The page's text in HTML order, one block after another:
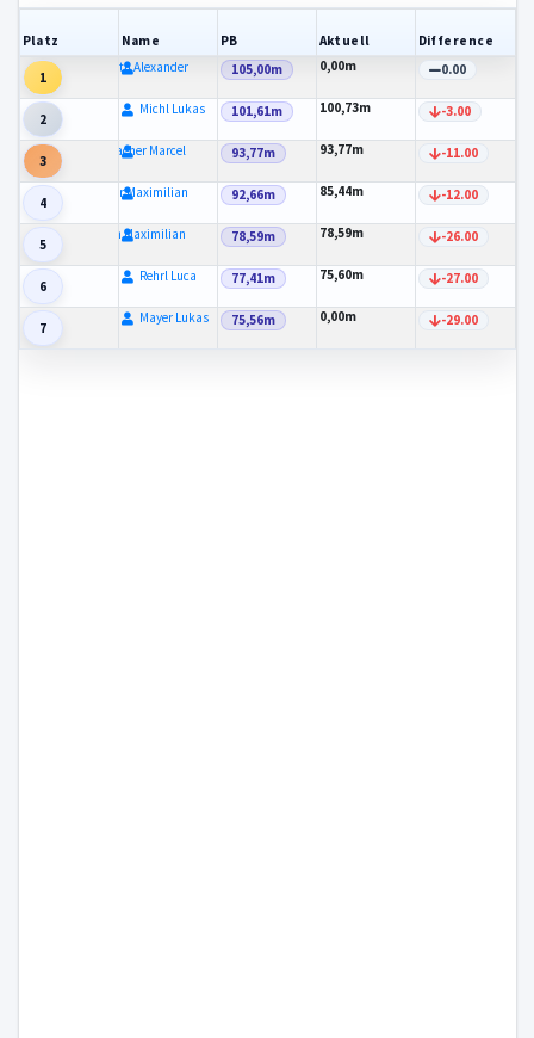
Platz Name PB Aktuell Difference
1
Spaeth Alexander 105,00m 0,00m 0.00
2
Michl Lukas 101,61m 100,73m -3.00
3
Menacher Marcel 93,77m 93,77m -11.00
4
Mayer Maximilian 92,66m 85,44m -12.00
5
Klein Maximilian 78,59m 78,59m -26.00
6
Rehrl Luca 77,41m 75,60m -27.00
7
Mayer Lukas 75,56m 0,00m -29.00